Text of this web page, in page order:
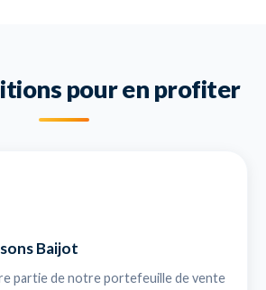
pour en profiter
Baijot
partie de notre portefeuille de vente